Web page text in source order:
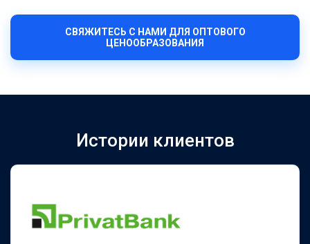
СВЯЖИТЕСЬ С НАМИ ДЛЯ ОПТОВОГО
ЦЕНООБРАЗОВАНИЯ
Истории клиентов